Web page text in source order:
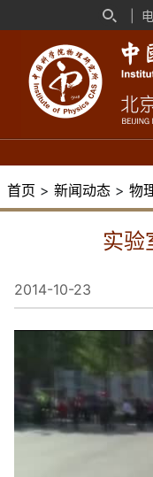
首页 > 新闻动态 > 物
实验
2014-10-23